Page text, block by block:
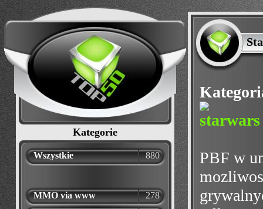
Kategorie
Wszystkie 880
MMO via www
278
PBF w